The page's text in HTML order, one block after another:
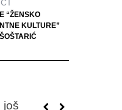
“ŽENSKO
KULTURE”
još